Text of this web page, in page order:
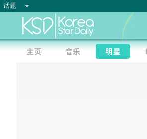
话题